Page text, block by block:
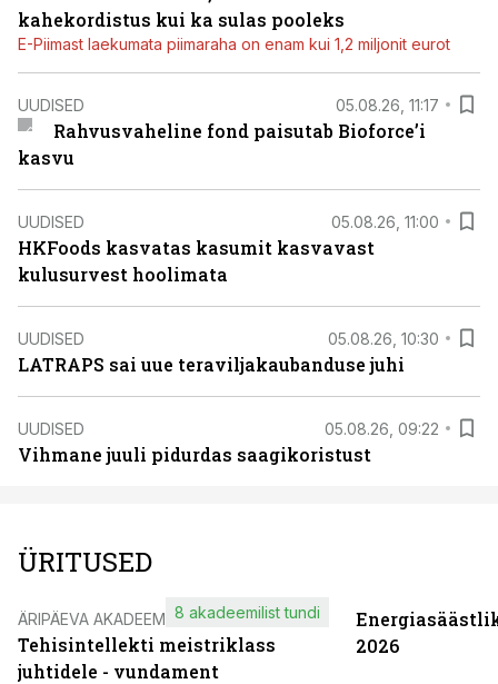
kahekordistus kui ka sulas pooleks
E-Piimast laekumata piimaraha on enam kui 1,2 miljonit eurot
UUDISED 05.08.26, 11:17
Rahvusvaheline fond paisutab Bioforce’i
kasvu
UUDISED 05.08.26, 11:00
HKFoods kasvatas kasumit kasvavast
kulusurvest hoolimata
UUDISED 05.08.26, 10:30
LATRAPS sai uue teraviljakaubanduse juhi
UUDISED 05.08.26, 09:22
Vihmane juuli pidurdas saagikoristust
ÜRITUSED
ÄRIPÄEVA AKADEEMIA
Tehisintellekti meistriklass
juhtidele - vundament
8 akadeemilist tundi
2026